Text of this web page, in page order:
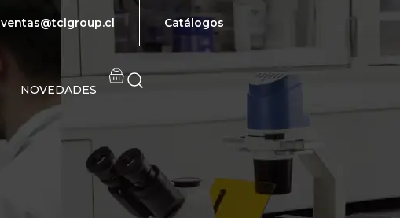
ventas@tclgroup.cl Catálogos
NOVEDADES